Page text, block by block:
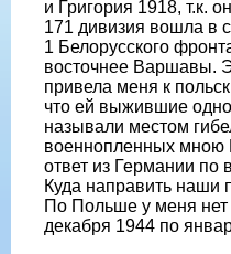
и Григория 1918, т.к.
171 дивизия вошла в
1 Белорусского
восточнее Варшавы.
привела меня к
что ей выжившие
называли местом
военнопленных
ответ из Германии
Куда направить наши
По Польше у меня нет
декабря 1944 по